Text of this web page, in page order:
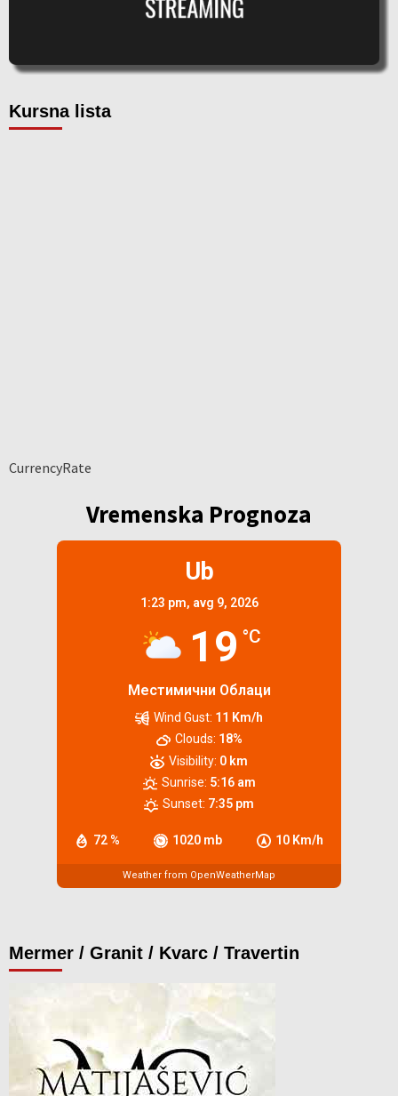
Kursna lista
CurrencyRate
Vremenska Prognoza
Ub
1:23 pm, avg 9, 2026
19 °C
Местимични Облаци
72 % 1020 mb 10 Km/h
Wind Gust: 11 Km/h
Clouds: 18%
Visibility: 0 km
Sunrise: 5:16 am
Sunset: 7:35 pm
Weather from OpenWeatherMap
Mermer / Granit / Kvarc / Travertin